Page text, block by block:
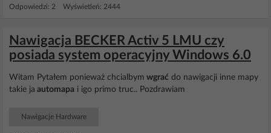
Odpowiedzi: 2 Wyświetleń: 2444
Nawigacja BECKER Activ 5 LMU czy
posiada system operacyjny Windows 6.0
Witam Pytałem ponieważ chcialbym wgrać do nawigacji inne mapy
takie ja automapa i igo primo truc.. Pozdrawiam
Nawigacje Hardware